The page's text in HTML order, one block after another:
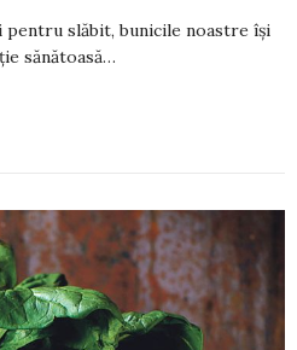
pentru slăbit, bu­nicile noastre își
să­nătoasă…